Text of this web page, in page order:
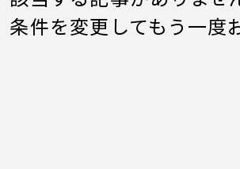
条件を変更してもう一度